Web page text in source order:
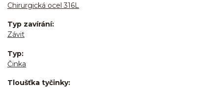
Chirurgická ocel 316L
Typ zavírání
Závit
Typ
Činka
Tloušťka tyčinky